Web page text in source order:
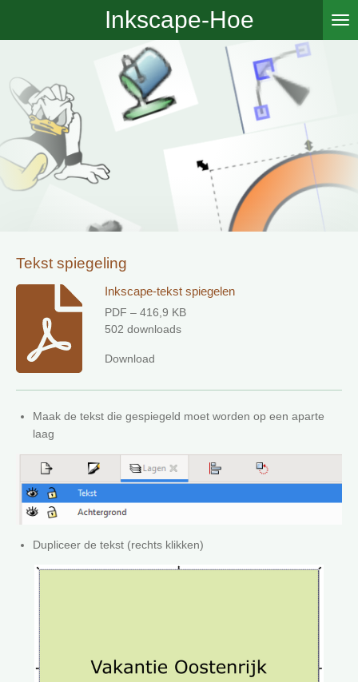
hoofdinhoud
Inkscape-Hoe
Tekst spiegeling
Inkscape-tekst spiegelen
PDF – 416,9 KB
502 downloads
Download
Maak de tekst die gespiegeld moet worden op een aparte
laag
Dupliceer de tekst (rechts klikken)